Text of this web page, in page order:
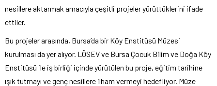
nesillere aktarmak amacıyla çeşitli projeler yürüttüklerini ifade
ettiler.
Bu projeler arasında, Bursa’da bir Köy Enstitüsü Müzesi
kurulması da yer alıyor. LÖSEV ve Bursa Çocuk Bilim ve Doğa Köy
Enstitüsü ile iş birliği içinde yürütülen bu proje, eğitim tarihine
ışık tutmayı ve genç nesillere ilham vermeyi hedefliyor. Müze